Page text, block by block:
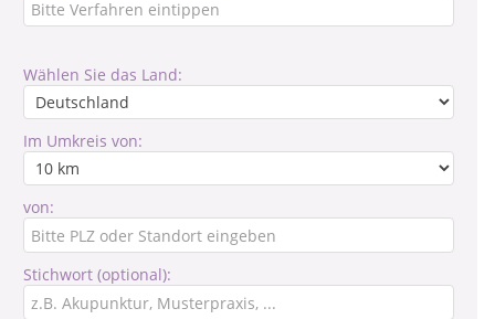
Wählen Sie das Land:
Im Umkreis von:
von:
Stichwort (optional):